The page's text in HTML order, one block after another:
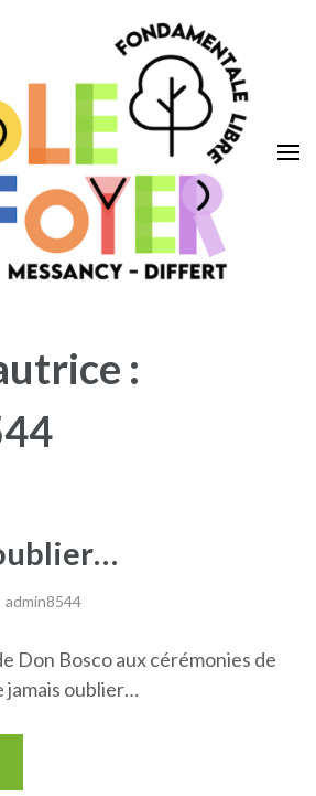
:
admin8544
Don Bosco aux cérémonies de
jamais oublier…